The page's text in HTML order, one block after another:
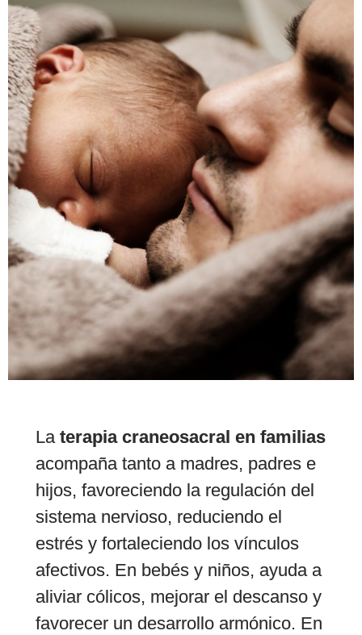
FAMILIA &
CRIANZA
¿Te gustaría fortalecer
los lazos familiares y
mejorar el bienestar de
tus hijos?. Descubre
cómo Craneosacral y la
La terapia craneosacral en familias
acompaña tanto a madres, padres e
hijos, favoreciendo la regulación del
sistema nervioso, reduciendo el
estrés y fortaleciendo los vínculos
afectivos. En bebés y niños, ayuda a
aliviar cólicos, mejorar el descanso y
favorecer un desarrollo armónico. En